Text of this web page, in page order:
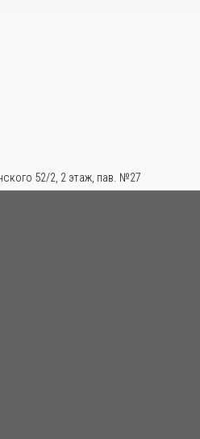
52/2, 2 этаж, пав. №27